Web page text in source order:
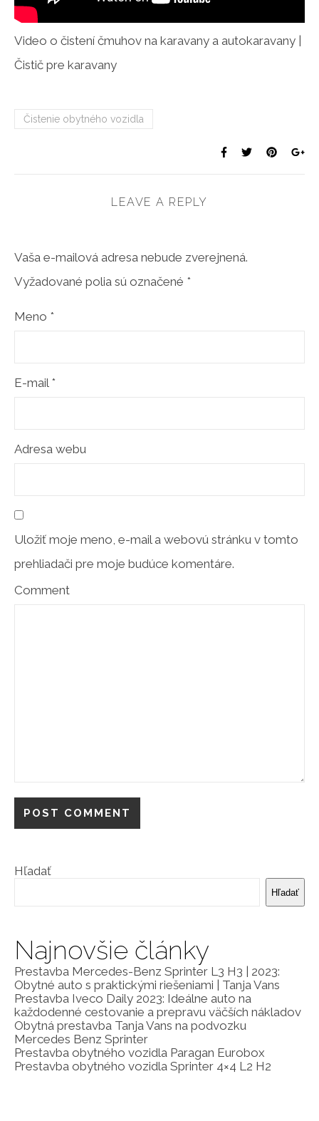
Video o čistení čmuhov na karavany a autokaravany |
Čistič pre karavany
Čistenie obytného vozidla
LEAVE A REPLY
Vaša e-mailová adresa nebude zverejnená.
Vyžadované polia sú označené *
Meno *
E-mail *
Adresa webu
Uložiť moje meno, e-mail a webovú stránku v tomto
prehliadači pre moje budúce komentáre.
Comment
Hľadať
Hľadať
Najnovšie články
Prestavba Mercedes-Benz Sprinter L3 H3 | 2023:
Obytné auto s praktickými riešeniami | Tanja Vans
Prestavba Iveco Daily 2023: Ideálne auto na
každodenné cestovanie a prepravu väčších nákladov
Obytná prestavba Tanja Vans na podvozku
Mercedes Benz Sprinter
Prestavba obytného vozidla Paragan Eurobox
Prestavba obytného vozidla Sprinter 4×4 L2 H2